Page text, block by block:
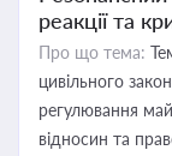
реакції та
Про що тема:
цивільного
регулювання
відносин та